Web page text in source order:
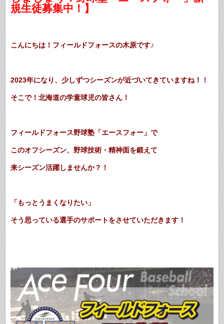
規生徒募集中！】
こんにちは！フィールドフォースの木原です♪
2023年になり、少しずつシーズンが近づいてきていますね！！
そこで！北海道の学童球児の皆さん！
フィールドフォース野球塾「エースフォー」で
このオフシーズン、野球技術・精神面を鍛えて
来シーズン活躍しませんか？！
「もっとうまくなりたい」
そう思っている選手のサポートをさせていただきます！